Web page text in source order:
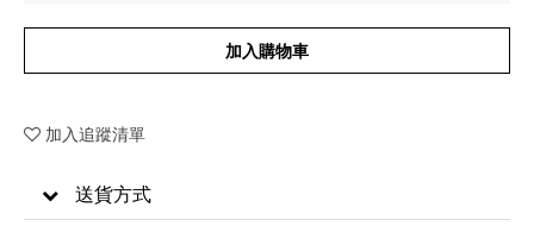
加入購物車
加入追蹤清單
送貨方式